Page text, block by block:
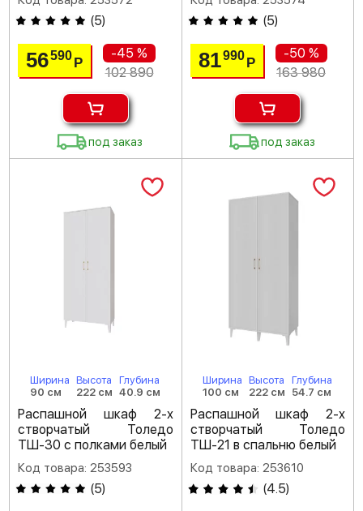
(5)
56590 Р
-45 %
102 890
под заказ
(5)
81990 Р
-50 %
163 980
под заказ
Ширина
90 см
Высота
222 см
Глубина
40.9 см
Распашной шкаф 2-х
створчатый Толедо
ТШ-30 с полками белый
Код товара: 253593
(5)
Ширина
100 см
Высота
222 см
Глубина
54.7 см
Распашной шкаф 2-х
створчатый Толедо
ТШ-21 в спальню белый
Код товара: 253610
(4.5)